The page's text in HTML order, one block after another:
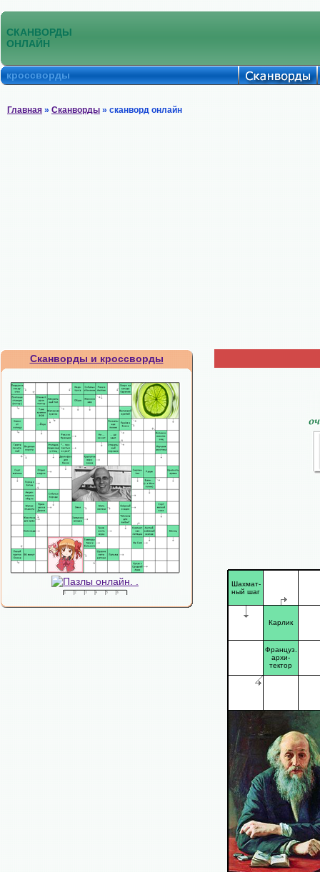
СКАНВОРДЫ
ОНЛАЙН
кроссворды
Главная » Сканворды » сканворд онлайн
Сканворды и кроссворды
Шахмат-
ный шаг
Карлик
Француз.
архи-
тектор